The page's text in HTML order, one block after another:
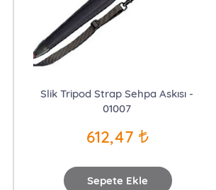
Sepete Ekle
Slik Tripod Strap Sehpa Askısı -
01007
612,47